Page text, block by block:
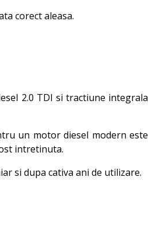
corect aleasa.
2.0 TDI si tractiune integrala
un motor diesel modern este
intretinuta.
si dupa cativa ani de utilizare.